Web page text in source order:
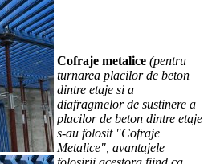
Cofraje metalice (pentru
turnarea placilor de beton
dintre etaje si a
diafragmelor de sustinere a
placilor de beton dintre etaje
s-au folosit "Cofraje
Metalice", avantajele